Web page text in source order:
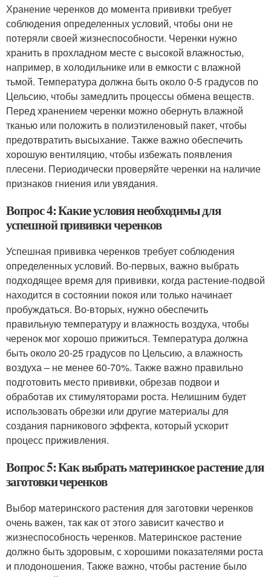
Хранение черенков до момента прививки требует
соблюдения определенных условий, чтобы они не
потеряли своей жизнеспособности. Черенки нужно
хранить в прохладном месте с высокой влажностью,
например, в холодильнике или в емкости с влажной
тьмой. Температура должна быть около 0-5 градусов по
Цельсию, чтобы замедлить процессы обмена веществ.
Перед хранением черенки можно обернуть влажной
тканью или положить в полиэтиленовый пакет, чтобы
предотвратить высыхание. Также важно обеспечить
хорошую вентиляцию, чтобы избежать появления
плесени. Периодически проверяйте черенки на наличие
признаков гниения или увядания.
Вопрос 4: Какие условия необходимы для
успешной прививки черенков
Успешная прививка черенков требует соблюдения
определенных условий. Во-первых, важно выбрать
подходящее время для прививки, когда растение-подвой
находится в состоянии покоя или только начинает
пробуждаться. Во-вторых, нужно обеспечить
правильную температуру и влажность воздуха, чтобы
черенок мог хорошо прижиться. Температура должна
быть около 20-25 градусов по Цельсию, а влажность
воздуха – не менее 60-70%. Также важно правильно
подготовить место прививки, обрезав подвои и
обработав их стимуляторами роста. Нелишним будет
использовать обрезки или другие материалы для
создания парникового эффекта, который ускорит
процесс приживления.
Вопрос 5: Как выбрать материнское растение для
заготовки черенков
Выбор материнского растения для заготовки черенков
очень важен, так как от этого зависит качество и
жизнеспособность черенков. Материнское растение
должно быть здоровым, с хорошими показателями роста
и плодоношения. Также важно, чтобы растение было